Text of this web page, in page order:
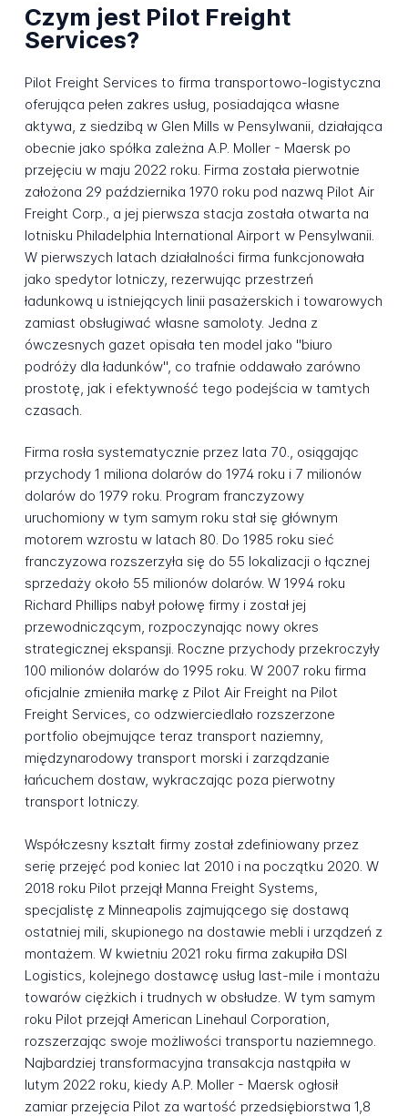
Czym jest Pilot Freight
Services?
Pilot Freight Services to firma transportowo-logistyczna
oferująca pełen zakres usług, posiadająca własne
aktywa, z siedzibą w Glen Mills w Pensylwanii, działająca
obecnie jako spółka zależna A.P. Moller - Maersk po
przejęciu w maju 2022 roku. Firma została pierwotnie
założona 29 października 1970 roku pod nazwą Pilot Air
Freight Corp., a jej pierwsza stacja została otwarta na
lotnisku Philadelphia International Airport w Pensylwanii.
W pierwszych latach działalności firma funkcjonowała
jako spedytor lotniczy, rezerwując przestrzeń
ładunkową u istniejących linii pasażerskich i towarowych
zamiast obsługiwać własne samoloty. Jedna z
ówczesnych gazet opisała ten model jako "biuro
podróży dla ładunków", co trafnie oddawało zarówno
prostotę, jak i efektywność tego podejścia w tamtych
czasach.
Firma rosła systematycznie przez lata 70., osiągając
przychody 1 miliona dolarów do 1974 roku i 7 milionów
dolarów do 1979 roku. Program franczyzowy
uruchomiony w tym samym roku stał się głównym
motorem wzrostu w latach 80. Do 1985 roku sieć
franczyzowa rozszerzyła się do 55 lokalizacji o łącznej
sprzedaży około 55 milionów dolarów. W 1994 roku
Richard Phillips nabył połowę firmy i został jej
przewodniczącym, rozpoczynając nowy okres
strategicznej ekspansji. Roczne przychody przekroczyły
100 milionów dolarów do 1995 roku. W 2007 roku firma
oficjalnie zmieniła markę z Pilot Air Freight na Pilot
Freight Services, co odzwierciedlało rozszerzone
portfolio obejmujące teraz transport naziemny,
międzynarodowy transport morski i zarządzanie
łańcuchem dostaw, wykraczając poza pierwotny
transport lotniczy.
Współczesny kształt firmy został zdefiniowany przez
serię przejęć pod koniec lat 2010 i na początku 2020. W
2018 roku Pilot przejął Manna Freight Systems,
specjalistę z Minneapolis zajmującego się dostawą
ostatniej mili, skupionego na dostawie mebli i urządzeń z
montażem. W kwietniu 2021 roku firma zakupiła DSI
Logistics, kolejnego dostawcę usług last-mile i montażu
towarów ciężkich i trudnych w obsłudze. W tym samym
roku Pilot przejął American Linehaul Corporation,
rozszerzając swoje możliwości transportu naziemnego.
Najbardziej transformacyjna transakcja nastąpiła w
lutym 2022 roku, kiedy A.P. Moller - Maersk ogłosił
zamiar przejęcia Pilot za wartość przedsiębiorstwa 1,8